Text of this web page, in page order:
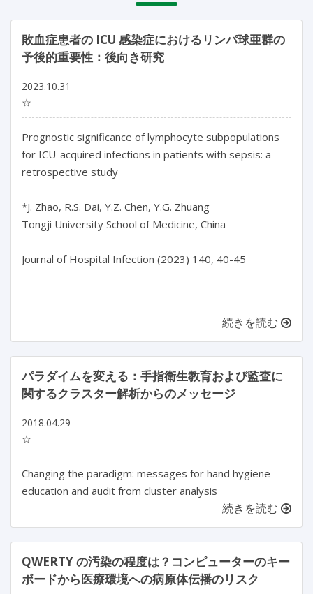
敗血症患者の ICU 感染症におけるリンパ球亜群の
予後的重要性：後向き研究
2023.10.31
☆
Prognostic significance of lymphocyte subpopulations
for ICU-acquired infections in patients with sepsis: a
retrospective study
*J. Zhao, R.S. Dai, Y.Z. Chen, Y.G. Zhuang
Tongji University School of Medicine, China
Journal of Hospital Infection (2023) 140, 40-45
続きを読む
パラダイムを変える：手指衛生教育および監査に
関するクラスター解析からのメッセージ
2018.04.29
☆
Changing the paradigm: messages for hand hygiene
education and audit from cluster analysis
続きを読む
QWERTY の汚染の程度は？コンピューターのキー
ボードから医療環境への病原体伝播のリスク